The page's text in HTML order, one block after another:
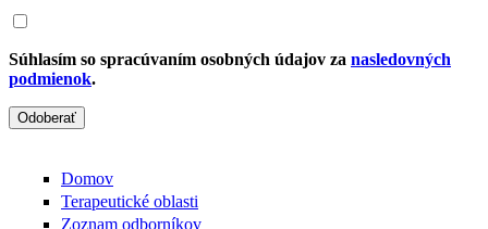
Súhlasím so spracúvaním osobných údajov za nasledovných
podmienok.
Odoberať
Domov
Terapeutické oblasti
Zoznam odborníkov